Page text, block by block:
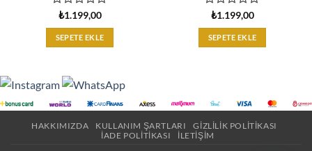
üzerinden
0
oy
₺1.199,00
SEPETE EKLE
üzerinden
0
oy
₺1.199,00
SEPETE EKLE
HAKKIMIZDA KULLANIM ŞARTLARI
GIZLILIK POLITIKASI
İADE POLITIKASI
İLETIŞIM